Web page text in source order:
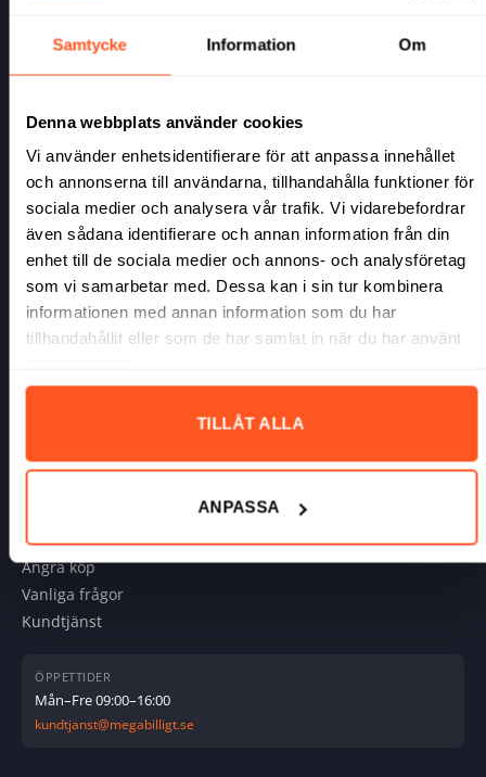
Samtycke Information Om
Denna webbplats använder cookies
Vi använder enhetsidentifierare för att anpassa innehållet
och annonserna till användarna, tillhandahålla funktioner för
sociala medier och analysera vår trafik. Vi vidarebefordrar
även sådana identifierare och annan information från din
enhet till de sociala medier och annons- och analysföretag
som vi samarbetar med. Dessa kan i sin tur kombinera
informationen med annan information som du har
tillhandahållit eller som de har samlat in när du har använt
TILLÅT ALLA
ANPASSA
När du anmäler dig till vårt nyhetsbrev får du dessutom
— endast för prenumeranter.
Prenumerera →
Cookies
Ångra köp
Vanliga frågor
Kundtjänst
ÖPPETTIDER
Mån–Fre 09:00–16:00
kundtjanst@megabilligt.se